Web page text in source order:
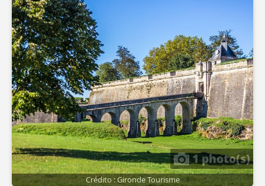
1 photo(s)
Crédito : Gironde Tourisme